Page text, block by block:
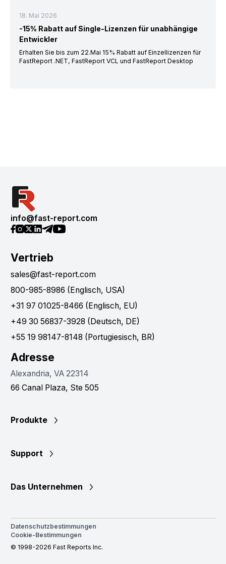
18. Mai 2026
-15% Rabatt auf Single-Lizenzen für unabhängige
Entwickler
Erhalten Sie bis zum 22.Mai 15% Rabatt auf Einzellizenzen für
FastReport .NET, FastReport VCL und FastReport Desktop
info@fast-report.com
Vertrieb
sales@fast-report.com
800-985-8986 (Englisch, USA)
+31 97 01025-8466 (Englisch, EU)
+49 30 56837-3928 (Deutsch, DE)
+55 19 98147-8148 (Portugiesisch, BR)
Adresse
Alexandria, VA 22314
66 Canal Plaza, Ste 505
Produkte
Support
Das Unternehmen
Datenschutzbestimmungen
Cookie-Bestimmungen
© 1998-2026 Fast Reports Inc.